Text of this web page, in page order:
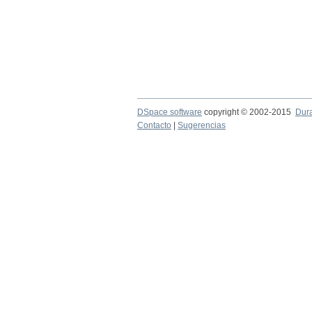
DSpace software copyright © 2002-2015
Contacto
Sugerencias